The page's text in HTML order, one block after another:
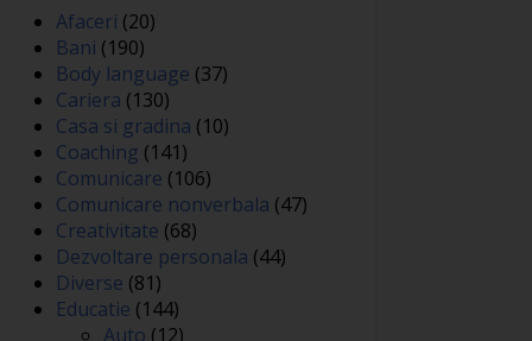
Afaceri (20)
Bani (190)
Body language (37)
Cariera (130)
Casa si gradina (10)
Coaching (141)
Comunicare (106)
Comunicare nonverbala (47)
Creativitate (68)
Dezvoltare personala (44)
Diverse (81)
Educatie (144)
Auto (12)